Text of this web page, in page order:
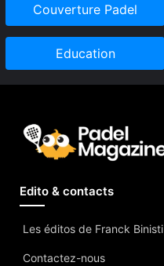
Couverture Padel
Education
Edito & contacts
Les éditos de Franck Binisti
Contactez-nous